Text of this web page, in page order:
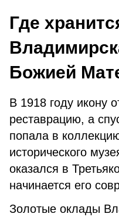
Где
Божией
В 1918 году икону
реставрацию, а
попала в
исторического
оказался в
начинается его
Золотые оклады